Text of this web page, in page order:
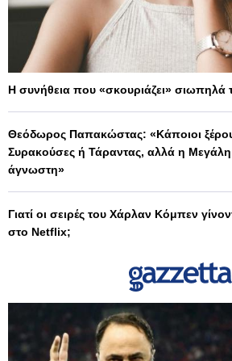
Η συνήθεια που «σκουριάζει» σιωπηλά
Θεόδωρος Παπακώστας: «Κάποιοι
Συρακούσες ή Τάραντας, αλλά η
άγνωστη»
Γιατί οι σειρές του Χάρλαν Κόμπεν
στο Netflix;